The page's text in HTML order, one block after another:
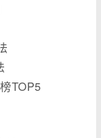
TOP5